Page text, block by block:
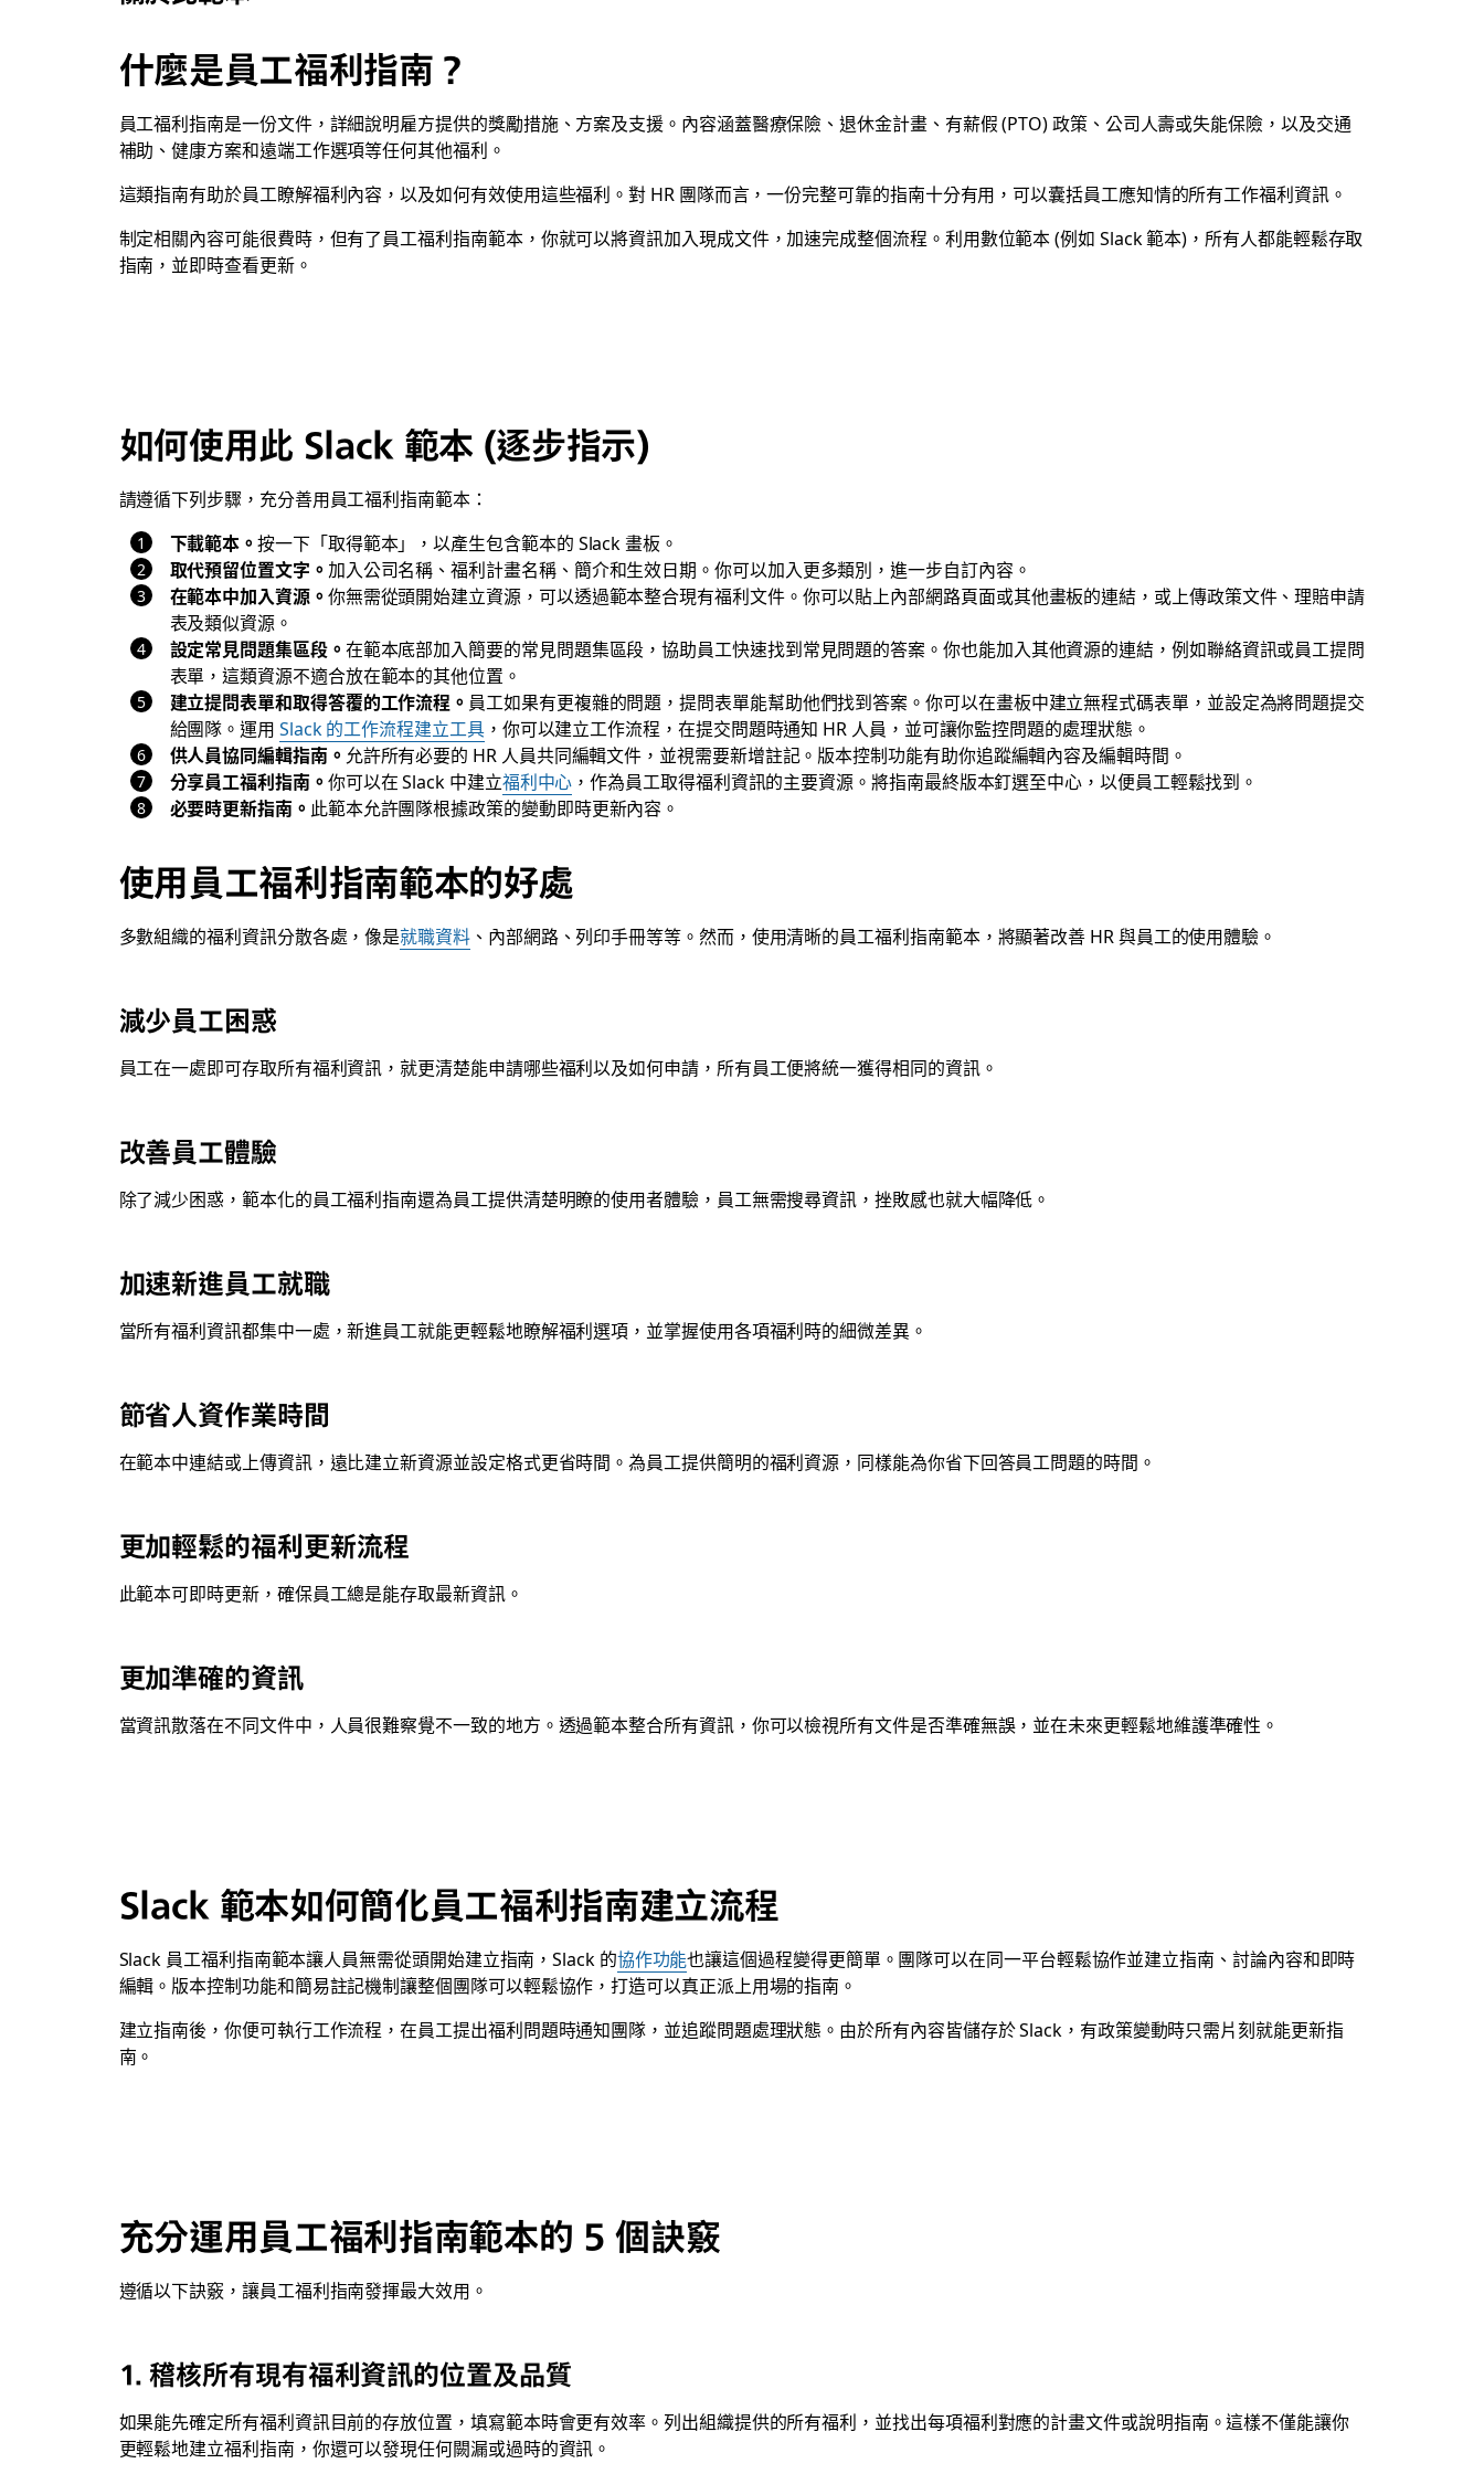
什麼是員工福利指南？
員工福利指南是一份文件，詳細說明雇方提供的獎勵措施、方案及支援。內容涵蓋醫療保險、退休金計畫、有薪假 (PTO) 政策、公司人壽或失能保險，以及交通
補助、健康方案和遠端工作選項等任何其他福利。
這類指南有助於員工瞭解福利內容，以及如何有效使用這些福利。對 HR 團隊而言，一份完整可靠的指南十分有用，可以囊括員工應知情的所有工作福利資訊。
制定相關內容可能很費時，但有了員工福利指南範本，你就可以將資訊加入現成文件，加速完成整個流程。利用數位範本 (例如 Slack 範本)，所有人都能輕鬆存取
指南，並即時查看更新。
如何使用此 Slack 範本 (逐步指示)
請遵循下列步驟，充分善用員工福利指南範本：
下載範本。按一下「取得範本」，以產生包含範本的 Slack 畫板。
取代預留位置文字。 加入公司名稱、福利計畫名稱、簡介和生效日期。你可以加入更多類別，進一步自訂內容。
在範本中加入資源。 你無需從頭開始建立資源，可以透過範本整合現有福利文件。你可以貼上內部網路頁面或其他畫板的連結，或上傳政策文件、理賠申請
表及類似資源。
設定常見問題集區段。 在範本底部加入簡要的常見問題集區段，協助員工快速找到常見問題的答案。你也能加入其他資源的連結，例如聯絡資訊或員工提問
表單，這類資源不適合放在範本的其他位置。
建立提問表單和取得答覆的工作流程。 員工如果有更複雜的問題，提問表單能幫助他們找到答案。你可以在畫板中建立無程式碼表單，並設定為將問題提交
給團隊。運用 Slack 的工作流程建立工具，你可以建立工作流程，在提交問題時通知 HR 人員，並可讓你監控問題的處理狀態。
供人員協同編輯指南。 允許所有必要的 HR 人員共同編輯文件，並視需要新增註記。版本控制功能有助你追蹤編輯內容及編輯時間。
分享員工福利指南。 你可以在 Slack 中建立福利中心 ，作為員工取得福利資訊的主要資源。將指南最終版本釘選至中心，以便員工輕鬆找到。
必要時更新指南。 此範本允許團隊根據政策的變動即時更新內容。
使用員工福利指南範本的好處
多數組織的福利資訊分散各處，像是就職資料、內部網路、列印手冊等等。然而，使用清晰的員工福利指南範本，將顯著改善 HR 與員工的使用體驗。
減少員工困惑
員工在一處即可存取所有福利資訊，就更清楚能申請哪些福利以及如何申請，所有員工便將統一獲得相同的資訊。
改善員工體驗
除了減少困惑，範本化的員工福利指南還為員工提供清楚明瞭的使用者體驗，員工無需搜尋資訊，挫敗感也就大幅降低。
加速新進員工就職
當所有福利資訊都集中一處，新進員工就能更輕鬆地瞭解福利選項，並掌握使用各項福利時的細微差異。
節省人資作業時間
在範本中連結或上傳資訊，遠比建立新資源並設定格式更省時間。為員工提供簡明的福利資源，同樣能為你省下回答員工問題的時間。
更加輕鬆的福利更新流程
此範本可即時更新，確保員工總是能存取最新資訊。
更加準確的資訊
當資訊散落在不同文件中，人員很難察覺不一致的地方。透過範本整合所有資訊，你可以檢視所有文件是否準確無誤，並在未來更輕鬆地維護準確性。
Slack 範本如何簡化員工福利指南建立流程
Slack 員工福利指南範本讓人員無需從頭開始建立指南，Slack 的協作功能也讓這個過程變得更簡單。團隊可以在同一平台輕鬆協作並建立指南、討論內容和即時
編輯。版本控制功能和簡易註記機制讓整個團隊可以輕鬆協作，打造可以真正派上用場的指南。
建立指南後，你便可執行工作流程，在員工提出福利問題時通知團隊，並追蹤問題處理狀態。由於所有內容皆儲存於 Slack，有政策變動時只需片刻就能更新指
南。
充分運用員工福利指南範本的 5 個訣竅
遵循以下訣竅，讓員工福利指南發揮最大效用。
1. 稽核所有現有福利資訊的位置及品質
如果能先確定所有福利資訊目前的存放位置，填寫範本時會更有效率。列出組織提供的所有福利，並找出每項福利對應的計畫文件或說明指南。這樣不僅能讓你
更輕鬆地建立福利指南，你還可以發現任何闕漏或過時的資訊。